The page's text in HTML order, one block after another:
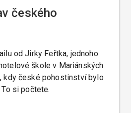
českého
od Jirky Feřtka, jednoho
škole v Mariánských
kdy české pohostinství bylo
si počtete.